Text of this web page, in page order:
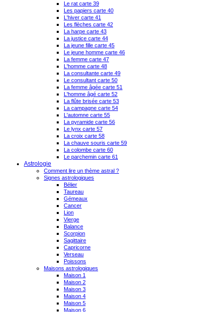
Le rat carte 39
Les papiers carte 40
L'hiver carte 41
Les flèches carte 42
La harpe carte 43
La justice carte 44
La jeune fille carte 45
Le jeune homme carte 46
La femme carte 47
L'homme carte 48
La consultante carte 49
Le consultant carte 50
La femme âgée carte 51
L'homme âgé carte 52
La flûte brisée carte 53
La campagne carte 54
L'automne carte 55
La pyramide carte 56
Le lynx carte 57
La croix carte 58
La chauve souris carte 59
La colombe carte 60
Le parchemin carte 61
Astrologie
Comment lire un thème astral ?
Signes astrologiques
Bélier
Taureau
Gémeaux
Cancer
Lion
Vierge
Balance
Scorpion
Sagittaire
Capricorne
Verseau
Poissons
Maisons astrologiques
Maison 1
Maison 2
Maison 3
Maison 4
Maison 5
Maison 6